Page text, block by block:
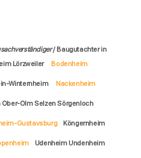
/ Baugutachter in
Lörzweiler
Bodenheim
Winternheim Nackenheim
Ober-Olm Selzen Sörgenloch
Gustavsburg Köngernheim
Udenheim Undenheim